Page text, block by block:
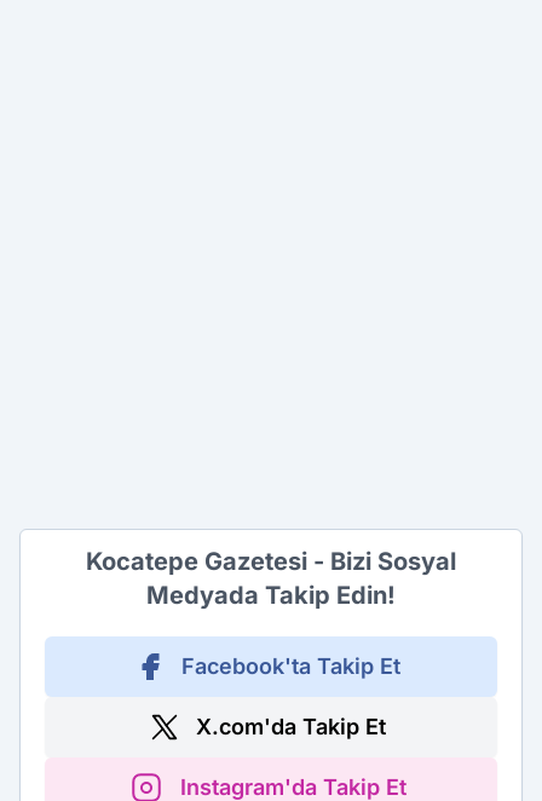
Kocatepe Gazetesi - Bizi Sosyal
Medyada Takip Edin!
Facebook'ta Takip Et
X.com'da Takip Et
Instagram'da Takip Et